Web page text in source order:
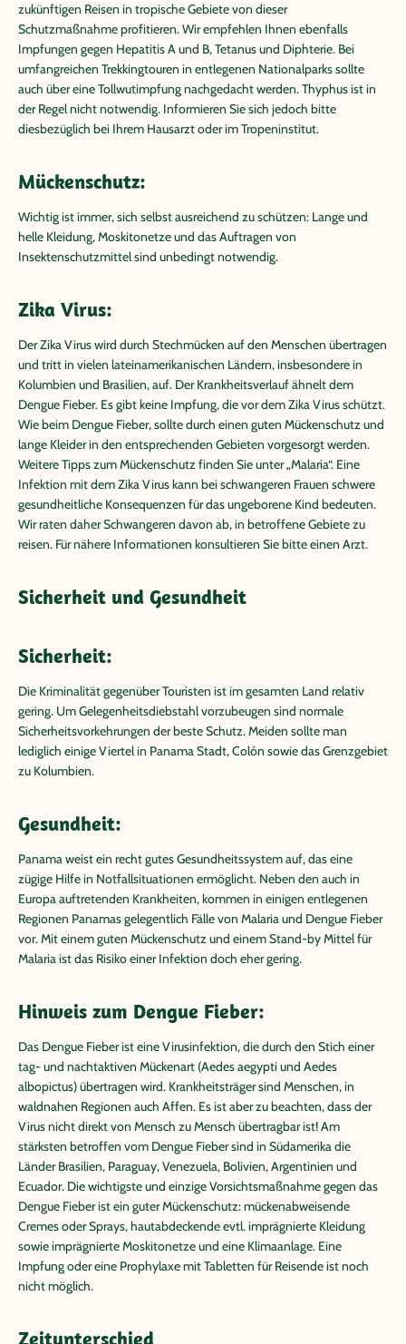
zukünftigen Reisen in tropische Gebiete von dieser
Schutzmaßnahme profitieren. Wir empfehlen Ihnen ebenfalls
Impfungen gegen Hepatitis A und B, Tetanus und Diphterie. Bei
umfangreichen Trekkingtouren in entlegenen Nationalparks sollte
auch über eine Tollwutimpfung nachgedacht werden. Thyphus ist in
der Regel nicht notwendig. Informieren Sie sich jedoch bitte
diesbezüglich bei Ihrem Hausarzt oder im Tropeninstitut.
Mückenschutz:
Wichtig ist immer, sich selbst ausreichend zu schützen: Lange und
helle Kleidung, Moskitonetze und das Auftragen von
Insektenschutzmittel sind unbedingt notwendig.
Zika Virus:
Der Zika Virus wird durch Stechmücken auf den Menschen übertragen
und tritt in vielen lateinamerikanischen Ländern, insbesondere in
Kolumbien und Brasilien, auf. Der Krankheitsverlauf ähnelt dem
Dengue Fieber. Es gibt keine Impfung, die vor dem Zika Virus schützt.
Wie beim Dengue Fieber, sollte durch einen guten Mückenschutz und
lange Kleider in den entsprechenden Gebieten vorgesorgt werden.
Weitere Tipps zum Mückenschutz finden Sie unter „Malaria“. Eine
Infektion mit dem Zika Virus kann bei schwangeren Frauen schwere
gesundheitliche Konsequenzen für das ungeborene Kind bedeuten.
Wir raten daher Schwangeren davon ab, in betroffene Gebiete zu
reisen. Für nähere Informationen konsultieren Sie bitte einen Arzt.
Sicherheit und Gesundheit
Sicherheit:
Die Kriminalität gegenüber Touristen ist im gesamten Land relativ
gering. Um Gelegenheitsdiebstahl vorzubeugen sind normale
Sicherheitsvorkehrungen der beste Schutz. Meiden sollte man
lediglich einige Viertel in Panama Stadt, Colón sowie das Grenzgebiet
zu Kolumbien.
Gesundheit:
Panama weist ein recht gutes Gesundheitssystem auf, das eine
zügige Hilfe in Notfallsituationen ermöglicht. Neben den auch in
Europa auftretenden Krankheiten, kommen in einigen entlegenen
Regionen Panamas gelegentlich Fälle von Malaria und Dengue Fieber
vor. Mit einem guten Mückenschutz und einem Stand-by Mittel für
Malaria ist das Risiko einer Infektion doch eher gering.
Hinweis zum Dengue Fieber:
Das Dengue Fieber ist eine Virusinfektion, die durch den Stich einer
tag- und nachtaktiven Mückenart (Aedes aegypti und Aedes
albopictus) übertragen wird. Krankheitsträger sind Menschen, in
waldnahen Regionen auch Affen. Es ist aber zu beachten, dass der
Virus nicht direkt von Mensch zu Mensch übertragbar ist! Am
stärksten betroffen vom Dengue Fieber sind in Südamerika die
Länder Brasilien, Paraguay, Venezuela, Bolivien, Argentinien und
Ecuador. Die wichtigste und einzige Vorsichtsmaßnahme gegen das
Dengue Fieber ist ein guter Mückenschutz: mückenabweisende
Cremes oder Sprays, hautabdeckende evtl. imprägnierte Kleidung
sowie imprägnierte Moskitonetze und eine Klimaanlage. Eine
Impfung oder eine Prophylaxe mit Tabletten für Reisende ist noch
nicht möglich.
Zeitunterschied